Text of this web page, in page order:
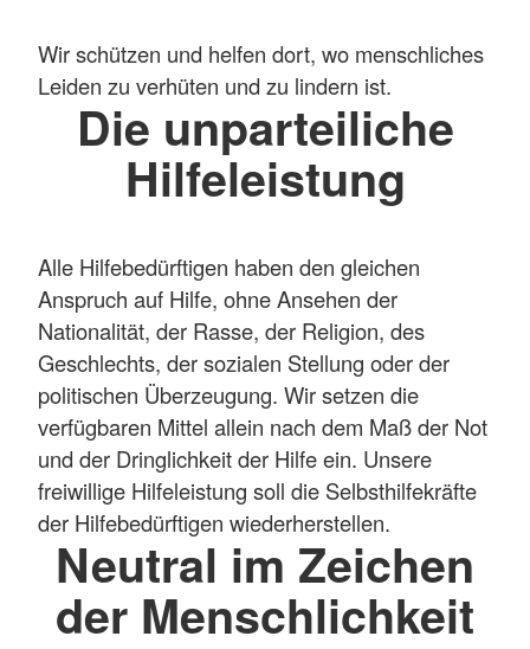
Wir schützen und helfen dort, wo menschliches
Leiden zu verhüten und zu lindern ist.
Die unparteiliche
Hilfeleistung
Alle Hilfebedürftigen haben den gleichen
Anspruch auf Hilfe, ohne Ansehen der
Nationalität, der Rasse, der Religion, des
Geschlechts, der sozialen Stellung oder der
politischen Überzeugung. Wir setzen die
verfügbaren Mittel allein nach dem Maß der Not
und der Dringlichkeit der Hilfe ein. Unsere
freiwillige Hilfeleistung soll die Selbsthilfekräfte
der Hilfebedürftigen wiederherstellen.
Neutral im Zeichen
der Menschlichkeit